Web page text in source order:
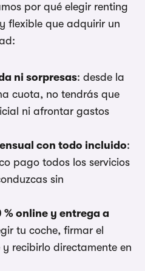
por qué elegir renting
flexible que adquirir un
ni sorpresas: desde la
cuota, no tendrás que
ni afrontar gastos
con todo incluido:
pago todos los servicios
sin
online y entrega a
tu coche, firmar el
recibirlo directamente en